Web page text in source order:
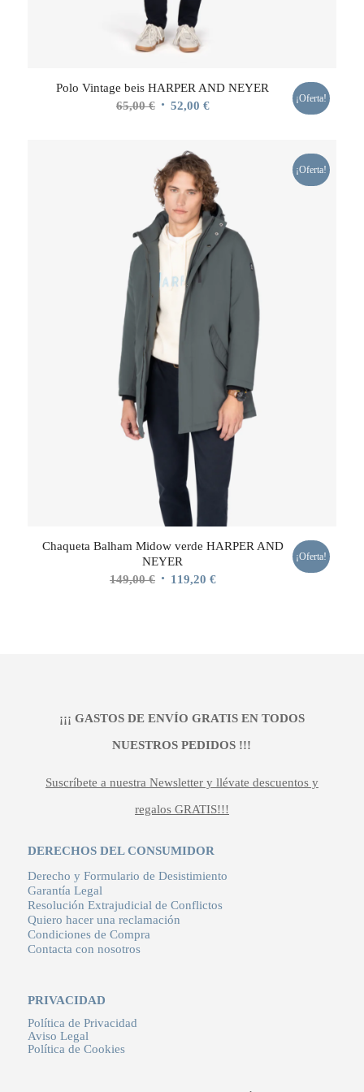
Polo Vintage beis HARPER AND NEYER
65,00€ El
era:
65,00 €.
52,00 €El
es:
52,00 €.
¡Oferta!
¡Oferta!
Chaqueta Balham Midow verde HARPER AND
NEYER
149,00€ El 119,20 €El
¡Oferta!
¡¡¡ GASTOS DE ENVÍO GRATIS EN TODOS
NUESTROS PEDIDOS !!!
Suscríbete a nuestra Newsletter y llévate descuentos y
regalos GRATIS!!!
DERECHOS DEL CONSUMIDOR
Derecho y Formulario de Desistimiento
Garantía Legal
Resolución Extrajudicial de Conflictos
Quiero hacer una reclamación
Condiciones de Compra
Contacta con nosotros
PRIVACIDAD
Política de Privacidad
Aviso Legal
Política de Cookies